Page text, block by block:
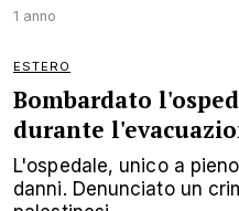
1 anno
ESTERO
Bombardato
durante
L'ospedale, unico a
danni. Denunciato un